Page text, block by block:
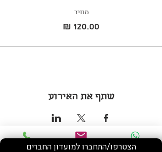
מחיר
שתף את האירוע
Phone Email WhatsApp
הצטרפו/התחברו למועדון החברים